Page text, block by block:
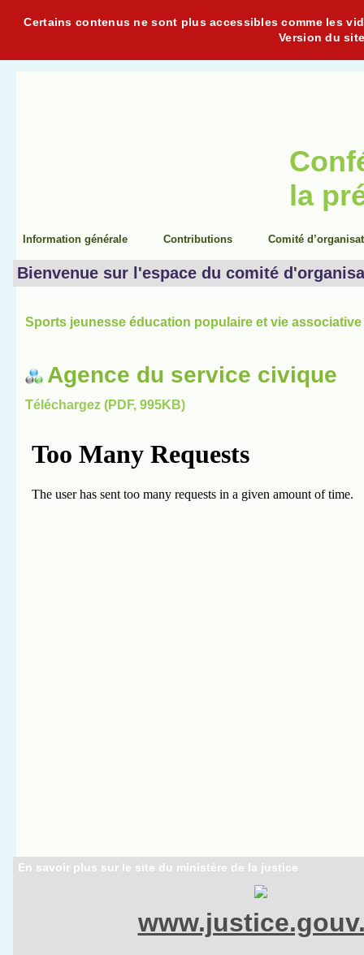
Certains contenus ne sont plus accessibles comme les
Version du
la
Information générale Contributions Comité
Bienvenue sur l'espace du comité
Sports jeunesse éducation populaire et vie associative
Agence du service civique
Téléchargez (PDF, 995KB)
En savoir plus sur le site du ministère de la justice